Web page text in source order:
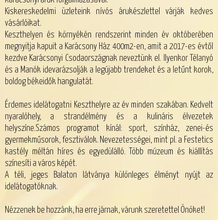
Kiskereskedelmi üzleteink nívós árukészlettel várják kedves
vásárlóikat.
Keszthelyen és környékén rendszerint minden év októberében
megnyitja kapuit a Karácsony Ház 400m2-en, amit a 2017-es évtől
kezdve Karácsonyi Csodaországnak neveztünk el. Ilyenkor Télanyó
és a Manók idevarázsolják a legújabb trendeket és a letűnt korok,
boldog békeidők hangulatát.
Érdemes idelátogatni Keszthelyre az év minden szakában. Kedvelt
nyaralóhely, a strandélmény és a kulináris élvezetek
helyszíne.Számos programot kínál: sport, színház, zenei-és
gyermekműsorok, fesztiválok. Nevezetességei, mint pl. a Festetics
kastély méltán híres és egyedülálló. Több múzeum és kiállítás
színesíti a város képét.
A téli, jeges Balaton látványa különleges élményt nyújt az
idelátogatóknak.
Nézzenek be hozzánk, ha erre járnak, várunk szeretettel Önöket!